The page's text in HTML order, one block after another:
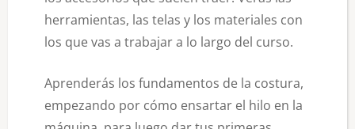
herramientas, las telas y los materiales con
los que vas a trabajar a lo largo del curso.
Aprenderás los fundamentos de la costura,
empezando por cómo ensartar el hilo en la